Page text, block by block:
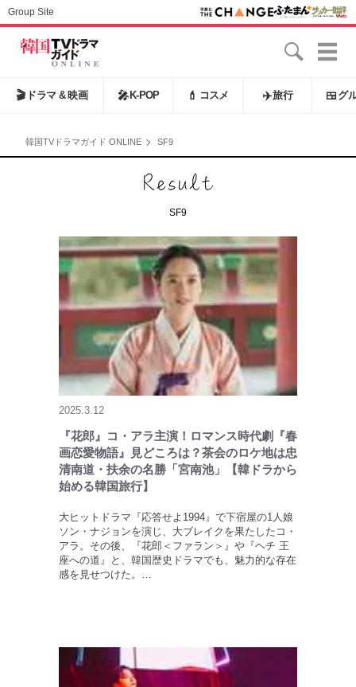
Group Site
🎬 ドラマ & 映画 🎤 K-POP 💄 コスメ ✈️旅行 🍱 グ
韓国TVドラマガイド ONLINE SF9
SF9
2025.3.12
『花郎』コ・アラ主演！ロマンス時代劇『春
画恋愛物語』見どころは？茶会のロケ地は忠
清南道・扶余の名勝「宮南池」【韓ドラから
始める韓国旅行】
大ヒットドラマ『応答せよ1994』で下宿屋の1人娘
ソン・ナジョンを演じ、大ブレイクを果たしたコ・
アラ。その後、『花郎＜ファラン＞』や『ヘチ 王
座への道』と、韓国歴史ドラマでも、魅力的な存在
感を見せつけた。…